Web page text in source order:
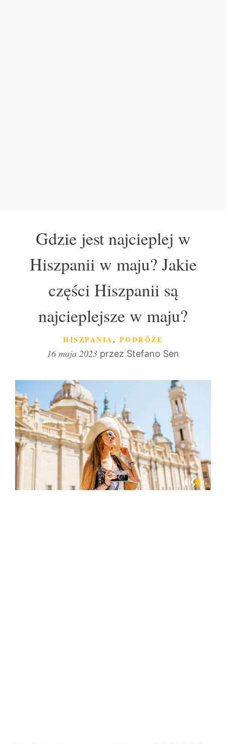
Gdzie jest najcieplej w
Hiszpanii w maju? Jakie
części Hiszpanii są
najcieplejsze w maju?
KATEGORIE
HISZPANIA, PODRÓŻE
16 maja 2023 przez Stefano Sen